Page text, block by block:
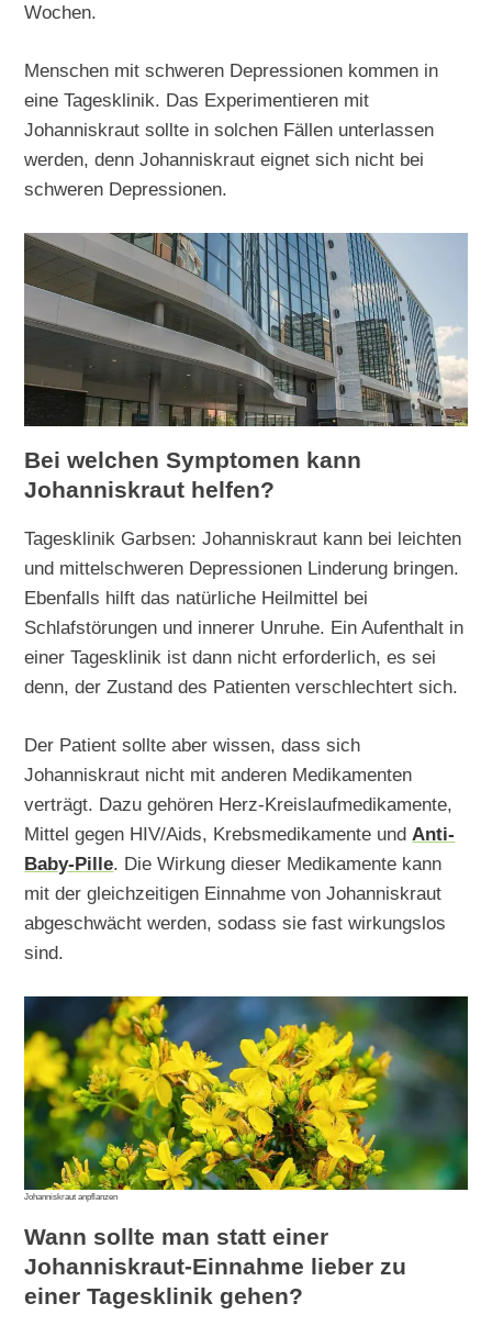
Wochen.
Menschen mit schweren Depressionen kommen in
eine Tagesklinik. Das Experimentieren mit
Johanniskraut sollte in solchen Fällen unterlassen
werden, denn Johanniskraut eignet sich nicht bei
schweren Depressionen.
Bei welchen Symptomen kann
Johanniskraut helfen?
Tagesklinik Garbsen: Johanniskraut kann bei leichten
und mittelschweren Depressionen Linderung bringen.
Ebenfalls hilft das natürliche Heilmittel bei
Schlafstörungen und innerer Unruhe. Ein Aufenthalt in
einer Tagesklinik ist dann nicht erforderlich, es sei
denn, der Zustand des Patienten verschlechtert sich.
Der Patient sollte aber wissen, dass sich
Johanniskraut nicht mit anderen Medikamenten
verträgt. Dazu gehören Herz-Kreislaufmedikamente,
Mittel gegen HIV/Aids, Krebsmedikamente und Anti-
Baby-Pille. Die Wirkung dieser Medikamente kann
mit der gleichzeitigen Einnahme von Johanniskraut
abgeschwächt werden, sodass sie fast wirkungslos
sind.
Johanniskraut anpflanzen
Wann sollte man statt einer
Johanniskraut-Einnahme lieber zu
einer Tagesklinik gehen?